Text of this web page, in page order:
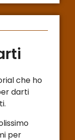
che ho
darti
per